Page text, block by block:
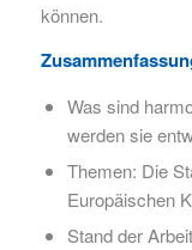
können.
Was sind
werden sie
Themen: Die
Europäischen
Stand der